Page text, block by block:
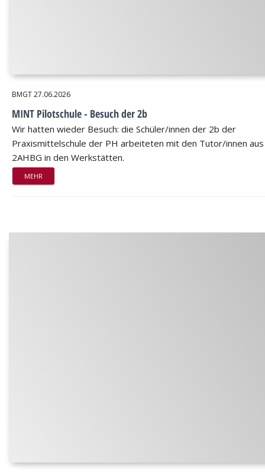
BMGT27.06.2026
MINT Pilotschule - Besuch der 2b
Wir hatten wieder Besuch: die Schüler/innen der 2b der
Praxismittelschule der PH arbeiteten mit den Tutor/innen
2AHBG in den Werkstätten.
MEHR